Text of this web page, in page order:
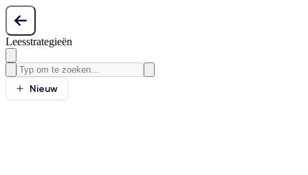
Leesstrategieën
Nieuw